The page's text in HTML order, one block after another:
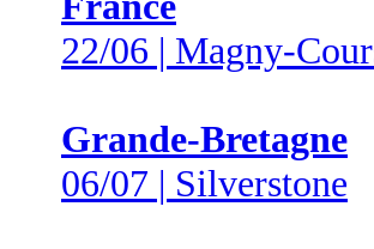
22/06 | Magny-
Grande-Bretagne
06/07 | Silverstone